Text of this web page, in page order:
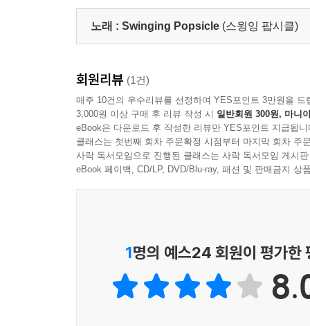
노래 : Swinging Popsicle (스윙잉 팝시클)
회원리뷰 (1건)
매주 10건의 우수리뷰를 선정하여 YES포인트 3만원을 드
3,000원 이상 구매 후 리뷰 작성 시 일반회원 300원, 마니
eBook은 다운로드 후 작성한 리뷰만 YES포인트 지급됩니
클래스는 첫번째 회차 주문확정 시점부터 마지막 회차 주
사락 독서모임으로 진행된 클래스는 사락 독서모임 게시
eBook 페이백, CD/LP, DVD/Blu-ray, 패션 및 판매금지 상
1명의 예스24 회원이 평가한